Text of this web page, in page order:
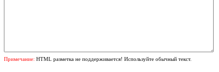
Примечание: HTML разметка не поддерживается! Используйте обычный текст.